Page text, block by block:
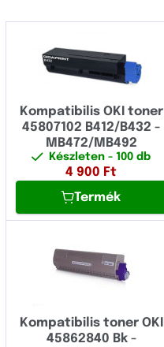
Dell
Dymo
Epson
Fujitsu
Fullmark
Image
C
DP
LASER
Okifax
Kompatibilis OKI toner
45807102 B412/B432 -
MB472/MB492
Készleten- 100 db
4 900 Ft
Termék
Kompatibilis toner OKI
45862840 Bk -